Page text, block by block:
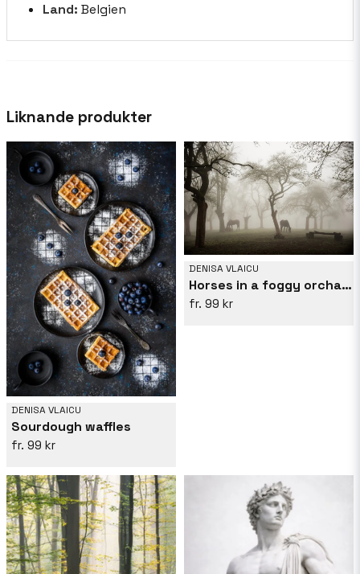
Land: Belgien
Liknande produkter
DENISA VLAICU
Sourdough waffles
99 kr
DENISA VLAICU
Horses in a foggy orchard
99 kr